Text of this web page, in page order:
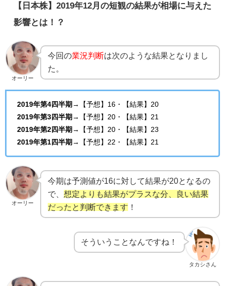
【日本株】2019年12月の短観の結果が相場に与えた
影響とは！？
オーリー
今回の業況判断は次のような結果となりまし
た。
2019年第4四半期 →【予想】16・【結果】20
2019年第3四半期 →【予想】20・【結果】21
2019年第2四半期 →【予想】20・【結果】23
2019年第1四半期 →【予想】22・【結果】21
オーリー
今期は予測値が16に対して結果が20となるの
で、 想定よりも結果がプラスな分、良い結果
だったと判断できます ！
タカシさん
そういうことなんですね！